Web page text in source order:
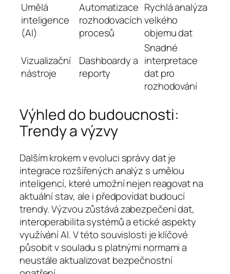
Umělá
inteligence
(AI)
Automatizace
rozhodovacích
procesů
Rychlá analýza
velkého
objemu dat
Vizualizační
nástroje
Dashboardy a
reporty
Snadné
interpretace
dat pro
rozhodování
Výhled do budoucnosti:
Trendy a výzvy
Dalším krokem v evoluci správy dat je
integrace rozšířených analýz s umělou
inteligencí, které umožní nejen reagovat na
aktuální stav, ale i předpovídat budoucí
trendy. Výzvou zůstává zabezpečení dat,
interoperabilita systémů a etické aspekty
využívání AI. V této souvislosti je klíčové
působit v souladu s platnými normami a
neustále aktualizovat bezpečnostní